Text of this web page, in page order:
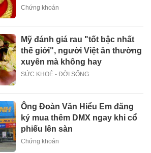
Chứng khoán
Mỹ đánh giá rau "tốt bậc nhất
thế giới", người Việt ăn thường
xuyên mà không hay
SỨC KHOẺ - ĐỜI SỐNG
Ông Đoàn Văn Hiểu Em đăng
ký mua thêm DMX ngay khi cổ
phiếu lên sàn
Chứng khoán